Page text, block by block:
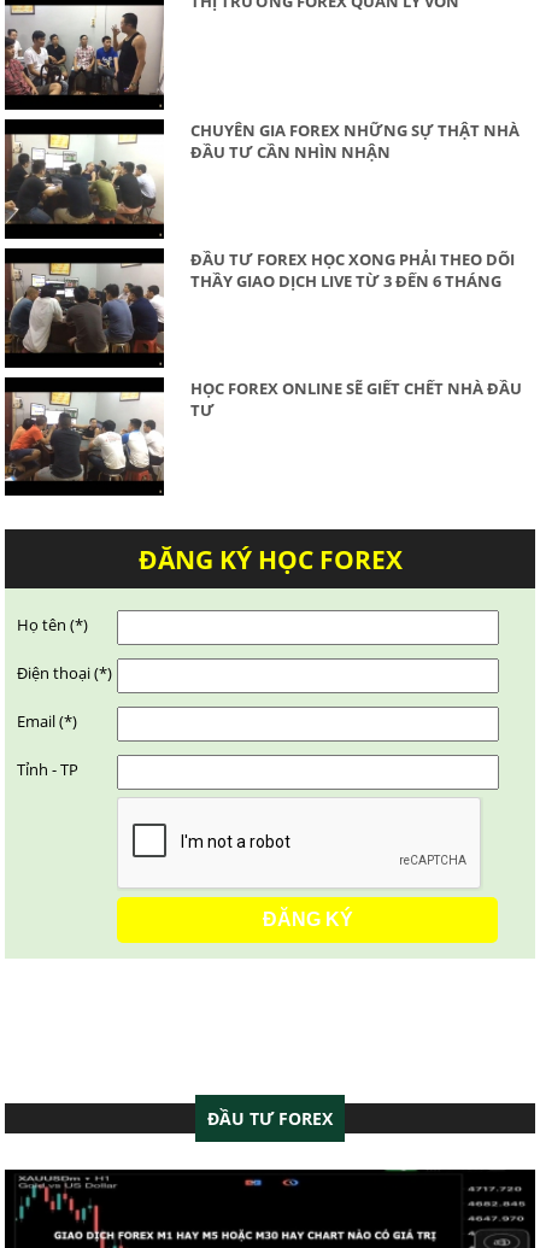
CHUYÊN GIA FOREX NHỮNG SỰ THẬT NHÀ
ĐẦU TƯ CẦN NHÌN NHẬN
ĐẦU TƯ FOREX HỌC XONG PHẢI THEO DÕI
THẦY GIAO DỊCH LIVE TỪ 3 ĐẾN 6 THÁNG
HỌC FOREX ONLINE SẼ GIẾT CHẾT NHÀ ĐẦU
TƯ
ĐĂNG KÝ HỌC FOREX
Họ tên (*)
Điện thoại (*)
Email (*)
Tỉnh - TP
ĐẦU TƯ FOREX